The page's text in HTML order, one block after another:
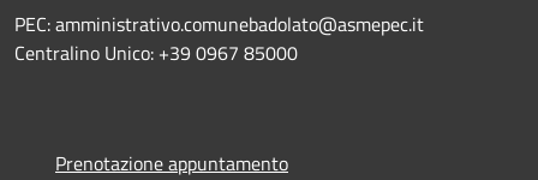
PEC: amministrativo.comunebadolato@asmepec.it
Centralino Unico: +39 0967 85000
Prenotazione appuntamento